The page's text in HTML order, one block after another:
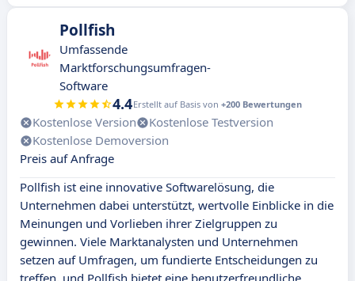
Pollfish
Umfassende
Marktforschungsumfragen-
Software
4.4Erstellt auf Basis von +200 Bewertungen
Kostenlose Version
Kostenlose Testversion
Kostenlose Demoversion
Preis auf Anfrage
Pollfish ist eine innovative Softwarelösung, die
Unternehmen dabei unterstützt, wertvolle Einblicke in die
Meinungen und Vorlieben ihrer Zielgruppen zu
gewinnen. Viele Marktanalysten und Unternehmen
setzen auf Umfragen, um fundierte Entscheidungen zu